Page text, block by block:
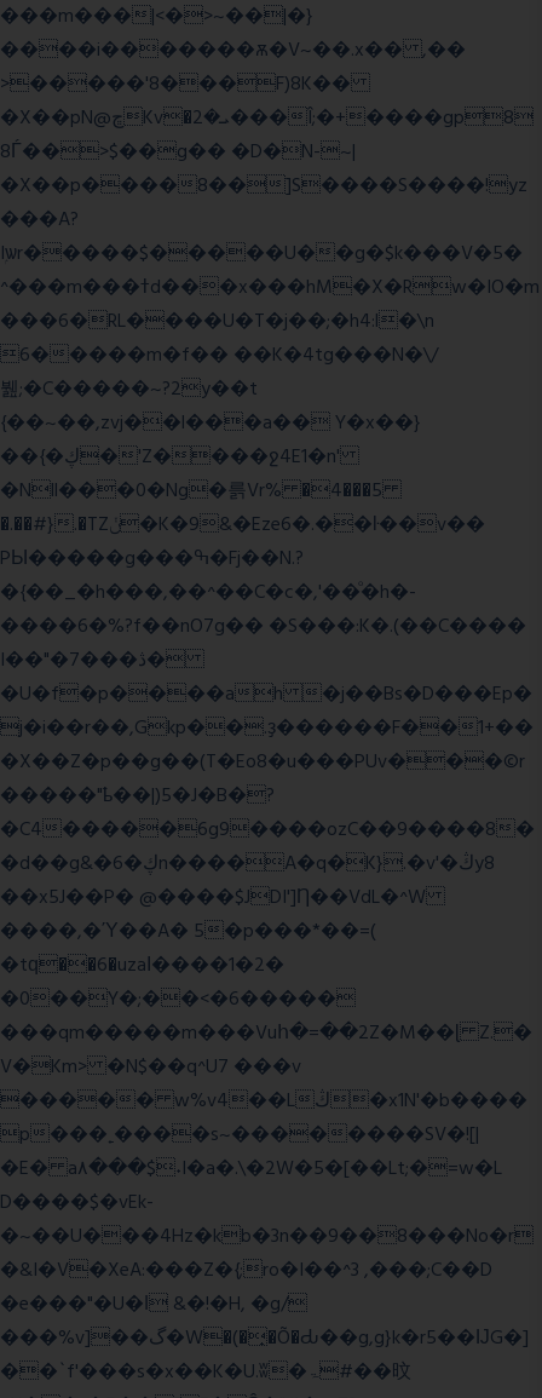
���m���|<�>~��|�}
����i�������ѫ�V~��.x�� ,��
>�����'8���F)8K��
�X��pN@ڇKv�ܝ�2���Î;�+����gp8
8Ѓ��>$��g�� �D�N-~|
�X��p����8��]S����S����!yz
���A?
Iۭѡr�����$�����U��g�$k���V�5�
^���m���ߙd���x���hM�X�Rw�IO�m
���6�RL����U�T�j��;�h4:l�\n
6�����m�f�� ��K�4tg���N�\/
뷆;�C�����~?2y��t
{��~��,zvj��l���a�� Y�x��}
��{�ڮ�'Z����ջ4E1�n'
�Nll���0�Ng�륽Vr% �4���5
�.��#}.�TZݩ�K�9&�Eze6�.��ŀ��v��
PЫ�����g���ߒ�Fj��N.?
�{��_�h���,��^��C�c�,'��ͦ�h�-
����6�%?f��nO7 g�� �S���:K�.(��C����
I��"�7 ���ڎ�
�U�f�p����ah �j��Bs�D���Ep�
j�i��r��,Gkp��.ҙ������F��1+��
�X��Z�p��g��(T�Eo8�u���PUv���©r
�����"ҍ��|)5�J�B�?
�C4�����6g9����ozC��9����8�
�d��g&�6�ڮn����A�q�K}.�v'�ڭy8
��x5J��P� @����$JDI']Ƞ��VdL�^W
����,�Ύ��A� 5�p���*��=(
�tԛ��6�uzaІ����1�2�
�0��Y�;��<�6�����
���qm�����m���Vuհ�=��2Z�M��ɭ Z.�
V�Km> �N$��q^U7 ���v
����� w%v4��Lڭ�x1N'�b����
p���˿����s~��������SV�![|
�E� a٨���$˖I�a�.\�2W�5�[��Lt;�=w�L
D����$�vEk-
�~��U���4Hz�kb�3n��9��8���No�r
�&I�V�XeA:���Z�{;ro�I��^3 ,���;C��D
�e���"�U�ǀ &�!�H, �g/
���%v]��گ�W�(�̟�Õ�Ԃ��g,g}k�r5��ĲG�]
��`f'���s�x��K�U.ʬ�ۃ#��旼